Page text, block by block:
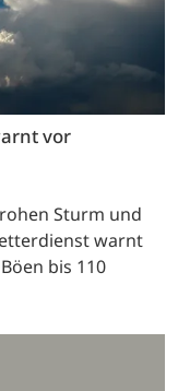
vor
Sturm und
warnt
bis 110